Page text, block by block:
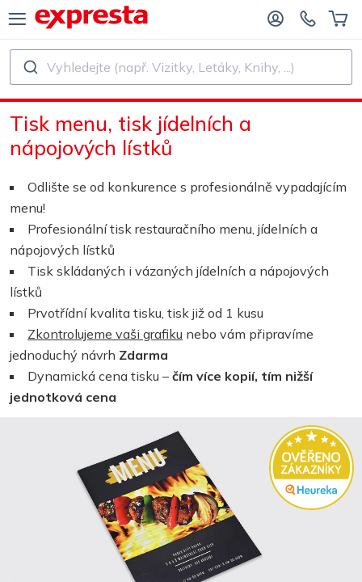
Tisk
Samolepky a etikety
Kalendáře
PRODUKTY
NAKLADATELSTVÍ A AUTORY
NAKLADATELSTVÍ
KNIH
Vyhledejte (např. Vizitky, Letáky, Knihy, ...)
Tisk menu, tisk jídelních a
nápojových lístků
Odlište se od konkurence s profesionálně vypadajícím
menu!
Profesionální tisk restauračního menu, jídelních a
nápojových lístků
Tisk skládaných i vázaných jídelních a nápojových
lístků
Prvotřídní kvalita tisku, tisk již od 1 kusu
Zkontrolujeme vaši grafiku nebo vám připravíme
jednoduchý návrh Zdarma
Dynamická cena tisku – čím více kopií, tím nižší
jednotková cena